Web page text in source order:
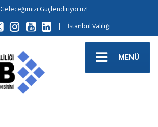
Geleceğimizi Güçlendiriyoruz!
|
İstanbul Valiliği
MENÜ